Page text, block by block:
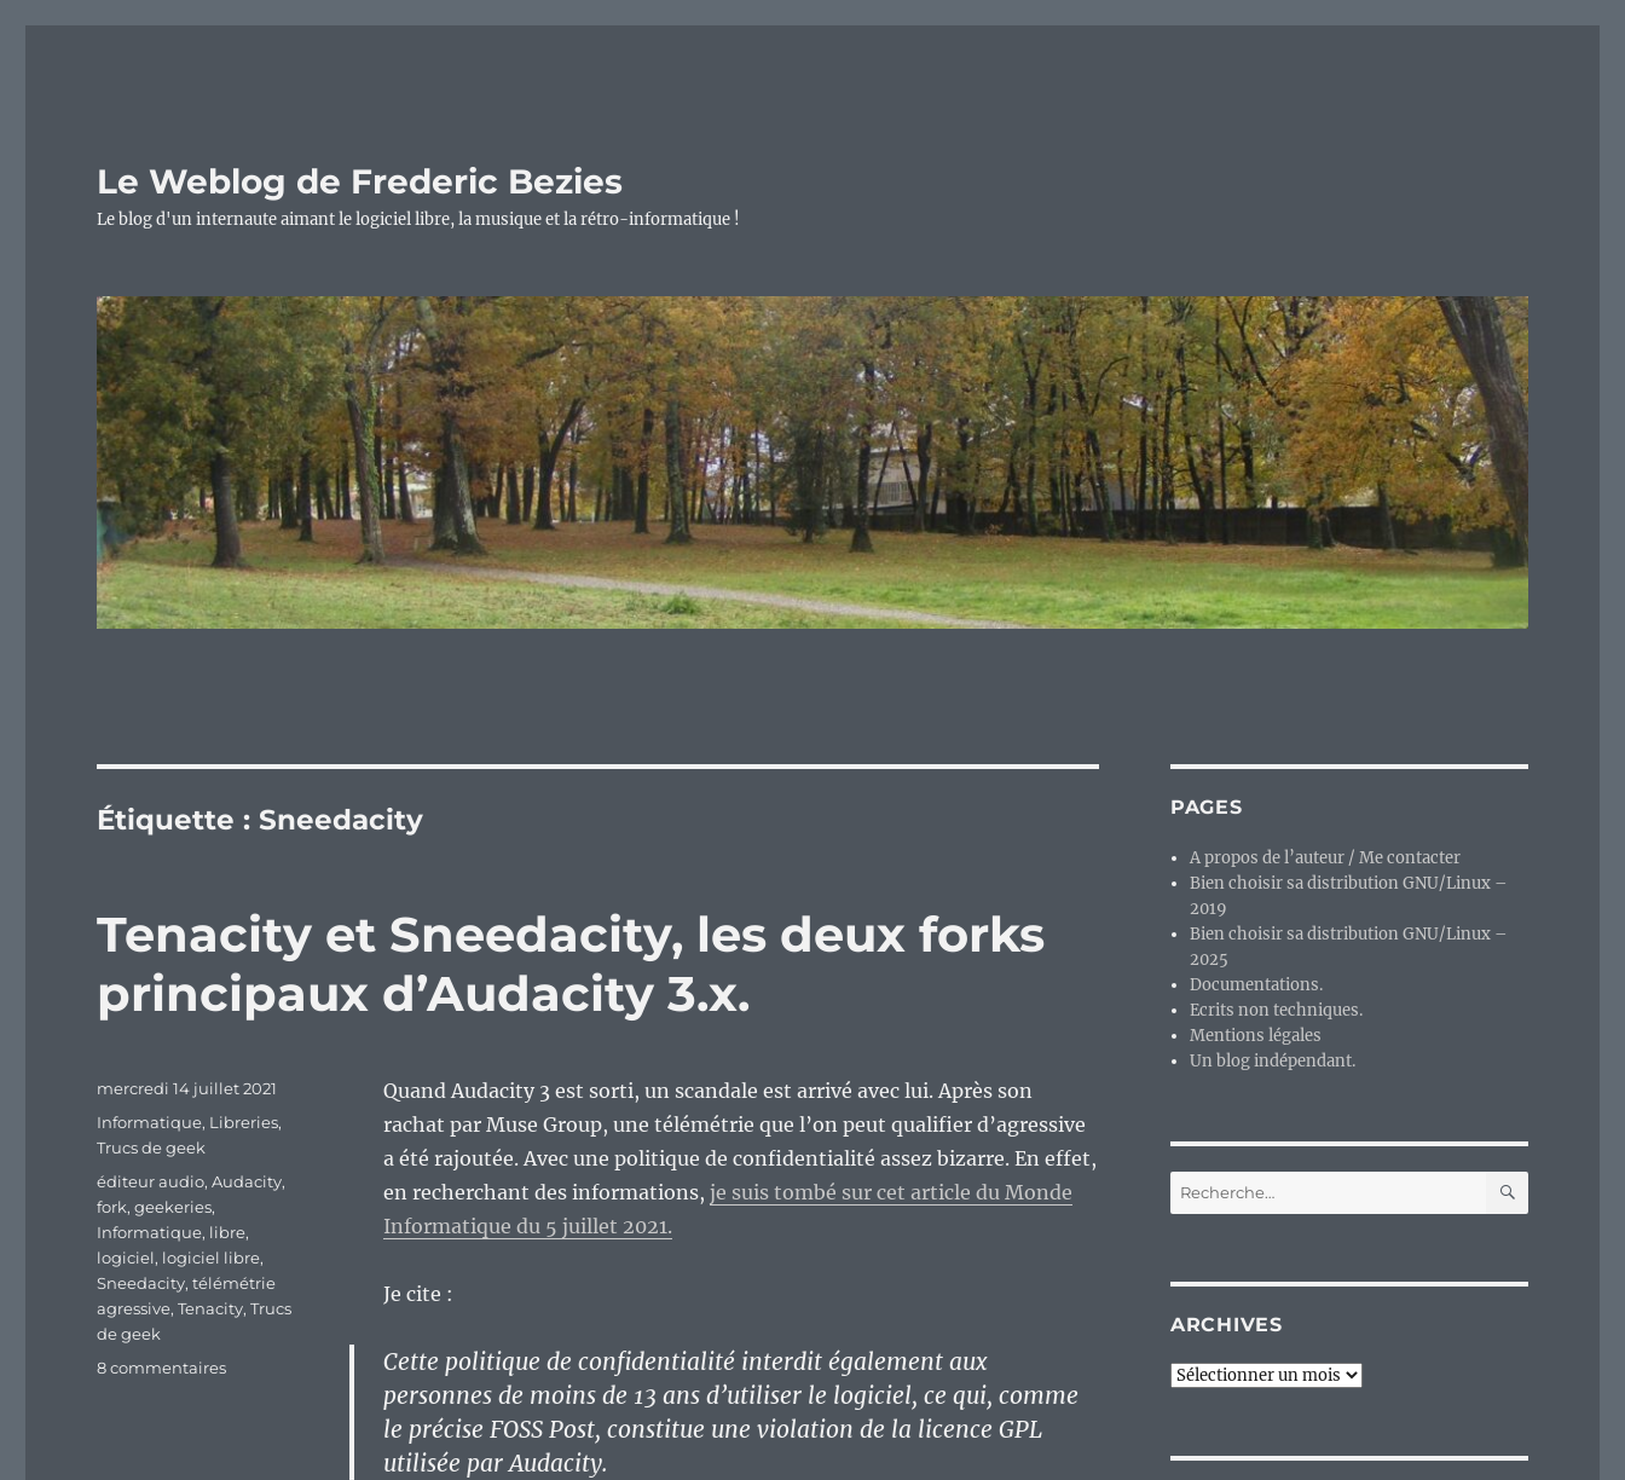
Le Weblog de Frederic Bezies
Le blog d'un internaute aimant le logiciel libre, la musique et la rétro-informatique !
Étiquette : Sneedacity
Tenacity et Sneedacity, les deux forks
principaux d’Audacity 3.x.
Quand Audacity 3 est sorti, un scandale est arrivé avec lui. Après son
rachat par Muse Group, une télémétrie que l’on peut qualifier d’agressive
a été rajoutée. Avec une politique de confidentialité assez bizarre. En effet,
en recherchant des informations, je suis tombé sur cet article du Monde
Informatique du 5 juillet 2021.
Je cite :
Cette politique de confidentialité interdit également aux
personnes de moins de 13 ans d’utiliser le logiciel, ce qui, comme
le précise FOSS Post, constitue une violation de la licence GPL
utilisée par Audacity.
Publié
mercredi 14 juillet 2021
Catégories
Informatique, Libreries,
Trucs de geek
Étiquettes
éditeur audio,Audacity,
fork,geekeries,
Informatique, libre,
logiciel, logiciel libre,
Sneedacity,télémétrie
agressive,Tenacity,Trucs
de geek
8 commentairessur
PAGES
A propos de l’auteur / Me contacter
Bien choisir sa distribution GNU/Linux –
2019
Bien choisir sa distribution GNU/Linux –
2025
Documentations.
Ecrits non techniques.
Mentions légales
Un blog indépendant.
Recherche
pour :
ARCHIVES
Archives